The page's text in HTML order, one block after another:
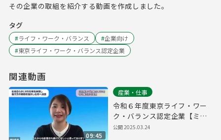
その企業の取組を紹介する動画を作成しました。
タグ
#ライフ・ワーク・バランス #企業向け
#東京ライフ・ワーク・バランス認定企業
関連動画
09:45
産業・仕事
令和６年度東京ライフ・ワー
ク・バランス認定企業【ミラ
イウェブ株式会社】
公開2025.03.24